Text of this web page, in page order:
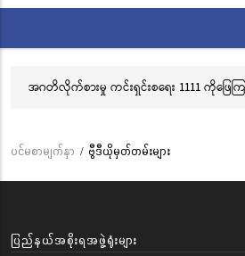
အဂတိလိုက်စားမှု ကင်းရှင်းစရေး 1111 ကိုဖြေ
Breadcrumb
ပင်မစာမျက်နှာ / ဗွီဒီယိုမှတ်တမ်းများ
ပြည်နယ်အစိုးရအဖွဲ့ရုံးများ